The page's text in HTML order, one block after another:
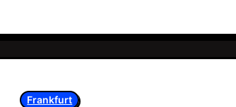
Frankfurt